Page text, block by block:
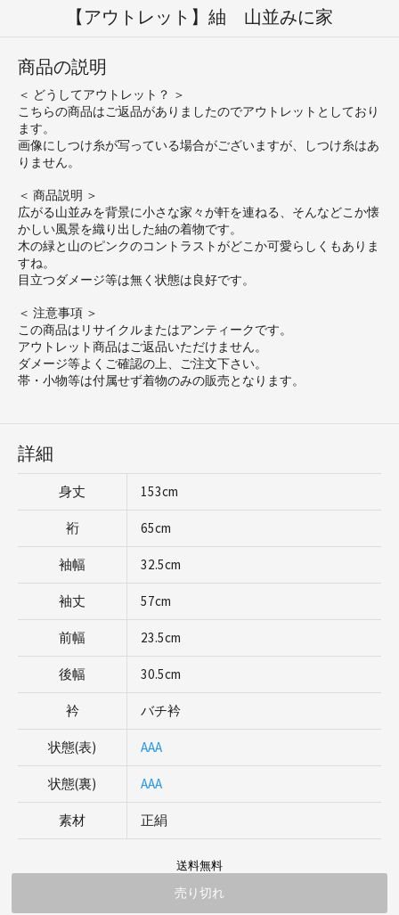
【アウトレット】紬 山並みに家
商品の説明
＜ どうしてアウトレット？ ＞
こちらの商品はご返品がありましたのでアウトレットとしており
ます。
画像にしつけ糸が写っている場合がございますが、しつけ糸はあ
りません。
＜ 商品説明 ＞
広がる山並みを背景に小さな家々が軒を連ねる、そんなどこか懐
かしい風景を織り出した紬の着物です。
木の緑と山のピンクのコントラストがどこか可愛らしくもありま
すね。
目立つダメージ等は無く状態は良好です。
＜ 注意事項 ＞
この商品はリサイクルまたはアンティークです。
アウトレット商品はご返品いただけません。
ダメージ等よくご確認の上、ご注文下さい。
帯・小物等は付属せず着物のみの販売となります。
詳細
身丈 153cm
裄 65cm
袖幅 32.5cm
袖丈 57cm
前幅 23.5cm
後幅 30.5cm
衿 バチ衿
状態(表) AAA
状態(裏) AAA
素材 正絹
送料無料
売り切れ